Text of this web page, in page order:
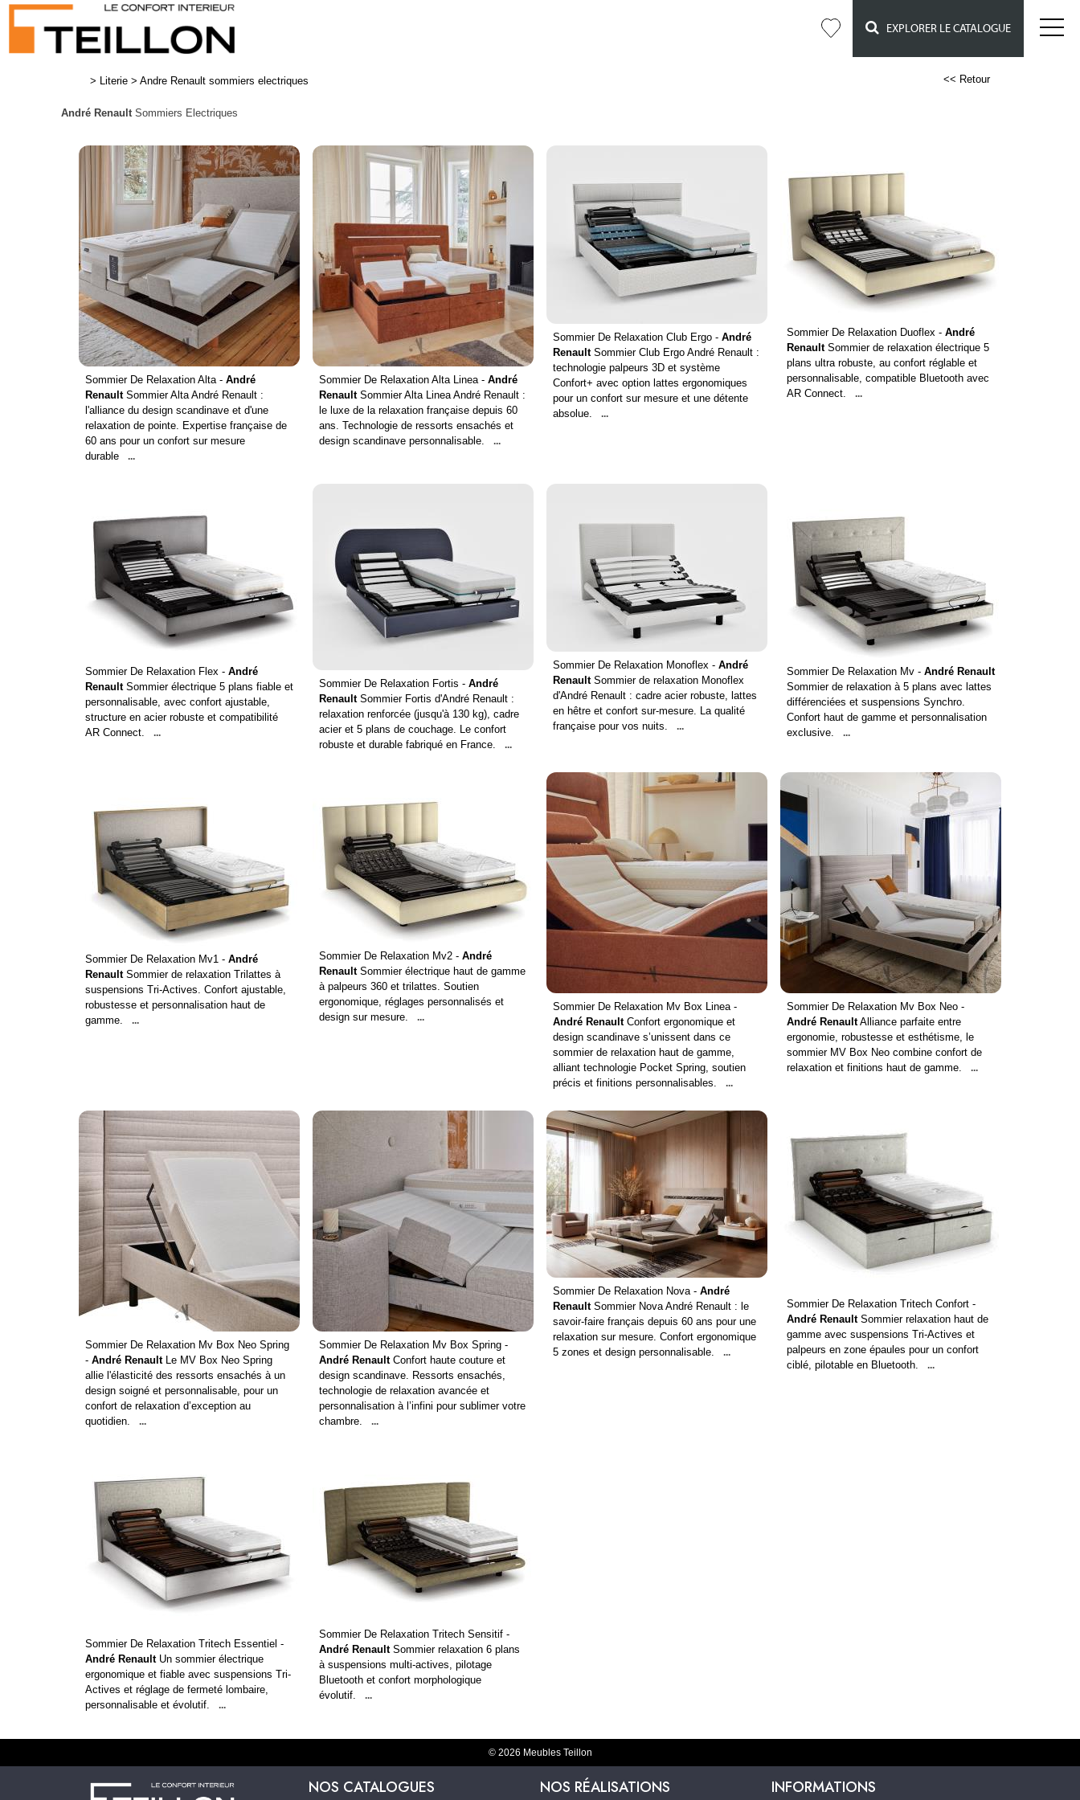
EXPLORER LE CATALOGUE
> Literie > Andre Renault sommiers electriques << Retour
André RenaultSommiers Electriques
Sommier De Relaxation Alta - André
RenaultSommier Alta André Renault :
l'alliance du design scandinave et d'une
relaxation de pointe. Expertise française de
60 ans pour un confort sur mesure
durable
...
Sommier De Relaxation Alta Linea - André
RenaultSommier Alta Linea André Renault :
le luxe de la relaxation française depuis 60
ans. Technologie de ressorts ensachés et
design scandinave personnalisable.
...
Sommier De Relaxation Club Ergo - André
RenaultSommier Club Ergo André Renault :
technologie palpeurs 3D et système
Confort+ avec option lattes ergonomiques
pour un confort sur mesure et une détente
absolue.
...
Sommier De Relaxation Duoflex - André
RenaultSommier de relaxation électrique 5
plans ultra robuste, au confort réglable et
personnalisable, compatible Bluetooth avec
AR Connect.
...
Sommier De Relaxation Flex - André
RenaultSommier électrique 5 plans fiable et
personnalisable, avec confort ajustable,
structure en acier robuste et compatibilité
AR Connect.
...
Sommier De Relaxation Fortis - André
RenaultSommier Fortis d'André Renault :
relaxation renforcée (jusqu'à 130 kg), cadre
acier et 5 plans de couchage. Le confort
robuste et durable fabriqué en France.
...
Sommier De Relaxation Monoflex - André
RenaultSommier de relaxation Monoflex
d'André Renault : cadre acier robuste, lattes
en hêtre et confort sur-mesure. La qualité
française pour vos nuits.
...
Sommier De Relaxation Mv - André Renault
Sommier de relaxation à 5 plans avec lattes
différenciées et suspensions Synchro.
Confort haut de gamme et personnalisation
exclusive.
...
Sommier De Relaxation Mv1 - André
RenaultSommier de relaxation Trilattes à
suspensions Tri-Actives. Confort ajustable,
robustesse et personnalisation haut de
gamme.
...
Sommier De Relaxation Mv2 - André
RenaultSommier électrique haut de gamme
à palpeurs 360 et trilattes. Soutien
ergonomique, réglages personnalisés et
design sur mesure.
...
Sommier De Relaxation Mv Box Linea -
André RenaultConfort ergonomique et
design scandinave s’unissent dans ce
sommier de relaxation haut de gamme,
alliant technologie Pocket Spring, soutien
précis et finitions personnalisables.
...
Sommier De Relaxation Mv Box Neo -
André RenaultAlliance parfaite entre
ergonomie, robustesse et esthétisme, le
sommier MV Box Neo combine confort de
relaxation et finitions haut de gamme.
...
Sommier De Relaxation Mv Box Neo Spring
- André RenaultLe MV Box Neo Spring
allie l'élasticité des ressorts ensachés à un
design soigné et personnalisable, pour un
confort de relaxation d’exception au
quotidien.
...
Sommier De Relaxation Mv Box Spring -
André RenaultConfort haute couture et
design scandinave. Ressorts ensachés,
technologie de relaxation avancée et
personnalisation à l’infini pour sublimer votre
chambre.
...
Sommier De Relaxation Nova - André
RenaultSommier Nova André Renault : le
savoir-faire français depuis 60 ans pour une
relaxation sur mesure. Confort ergonomique
5 zones et design personnalisable.
...
Sommier De Relaxation Tritech Confort -
André RenaultSommier relaxation haut de
gamme avec suspensions Tri-Actives et
palpeurs en zone épaules pour un confort
ciblé, pilotable en Bluetooth.
...
Sommier De Relaxation Tritech Essentiel -
André RenaultUn sommier électrique
ergonomique et fiable avec suspensions Tri-
Actives et réglage de fermeté lombaire,
personnalisable et évolutif.
...
Sommier De Relaxation Tritech Sensitif -
André RenaultSommier relaxation 6 plans
à suspensions multi-actives, pilotage
Bluetooth et confort morphologique
évolutif.
...
© 2026 Meubles Teillon
NOS CATALOGUES NOS RÉALISATIONS INFORMATIONS